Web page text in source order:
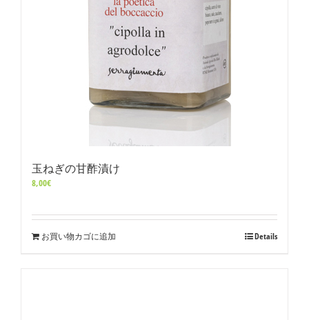
玉ねぎの甘酢漬け
8,00€
お買い物カゴに追加 Details